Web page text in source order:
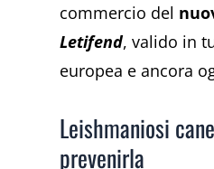
commercio del
Letifend, valido in
europea e ancora
Leishmaniosi
prevenirla